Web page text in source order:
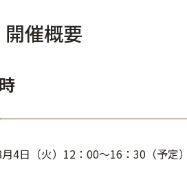
催概要
4日（火）12：00～16：30（予定）